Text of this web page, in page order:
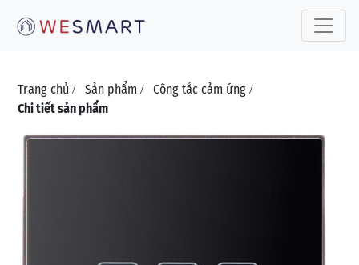
Trang chủ / Sản phẩm / Công tắc cảm ứng /
Chi tiết sản phẩm